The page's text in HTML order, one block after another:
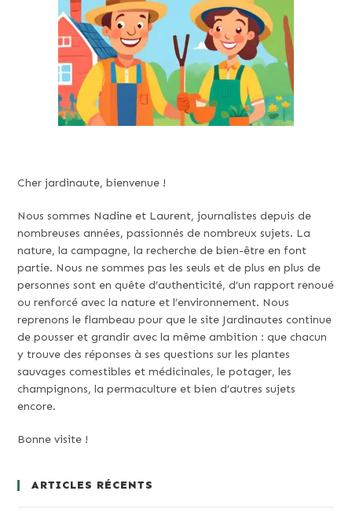
Cher jardinaute, bienvenue !
Nous sommes Nadine et Laurent, journalistes depuis de
nombreuses années, passionnés de nombreux sujets. La
nature, la campagne, la recherche de bien-être en font
partie. Nous ne sommes pas les seuls et de plus en plus de
personnes sont en quête d’authenticité, d’un rapport renoué
ou renforcé avec la nature et l’environnement. Nous
reprenons le flambeau pour que le site Jardinautes continue
de pousser et grandir avec la même ambition : que chacun
y trouve des réponses à ses questions sur les plantes
sauvages comestibles et médicinales, le potager, les
champignons, la permaculture et bien d’autres sujets
encore.
Bonne visite !
ARTICLES RÉCENTS